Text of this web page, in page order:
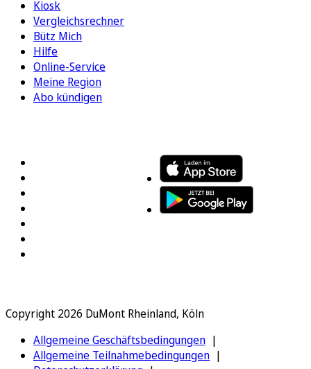
Kiosk
Vergleichsrechner
Bütz Mich
Hilfe
Online-Service
Meine Region
Abo kündigen
Copyright 2026 DuMont Rheinland, Köln
Allgemeine Geschäftsbedingungen
Allgemeine Teilnahmebedingungen